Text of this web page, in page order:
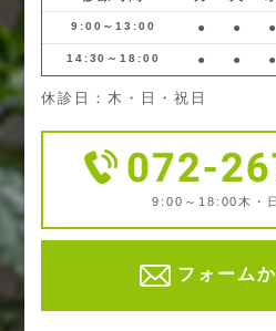
9:00～13:00 ● ● ●
14:30～18:00 ● ● ●
休診日：木・日・祝日
9:00～18:00 木・
フォーム